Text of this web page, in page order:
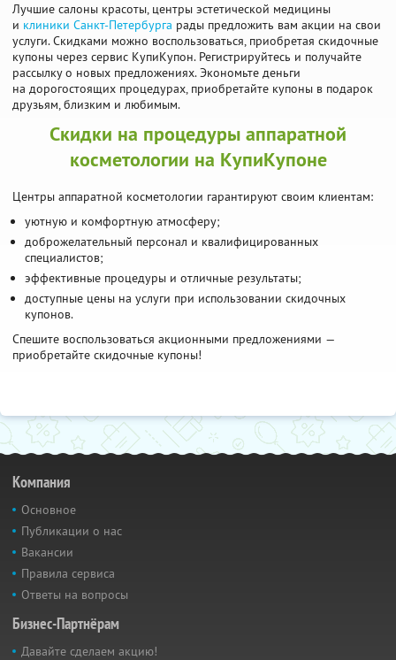
Лучшие салоны красоты, центры эстетической медицины
и клиники Санкт-Петербурга рады предложить вам акции на свои
услуги. Скидками можно воспользоваться, приобретая скидочные
купоны через сервис КупиКупон. Регистрируйтесь и получайте
рассылку о новых предложениях. Экономьте деньги
на дорогостоящих процедурах, приобретайте купоны в подарок
друзьям, близким и любимым.
Скидки на процедуры аппаратной
косметологии на КупиКупоне
Центры аппаратной косметологии гарантируют своим клиентам:
уютную и комфортную атмосферу;
доброжелательный персонал и квалифицированных
специалистов;
эффективные процедуры и отличные результаты;
доступные цены на услуги при использовании скидочных
купонов.
Спешите воспользоваться акционными предложениями —
приобретайте скидочные купоны!
Компания
Основное
Публикации о нас
Вакансии
Правила сервиса
Ответы на вопросы
Бизнес-Партнёрам
Давайте сделаем акцию!